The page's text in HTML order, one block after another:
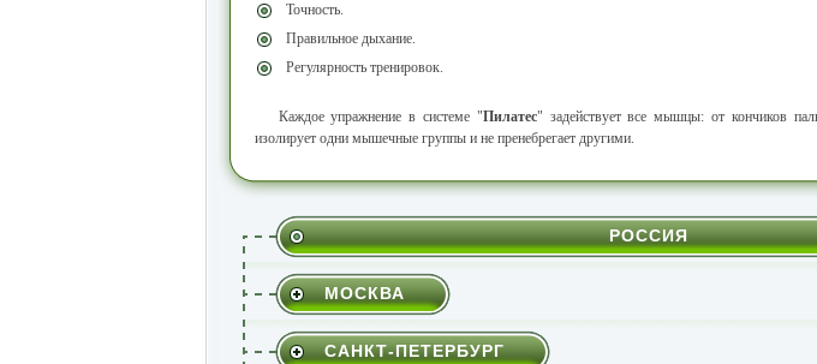
Точность.
Правильное дыхание.
Регулярность тренировок.
Каждое упражнение в системе "Пилатес" задействует все мышцы: от кончиков
изолирует одни мышечные группы и не пренебрегает другими.
РОССИЯ
МОСКВА
САНКТ-ПЕТЕРБУРГ